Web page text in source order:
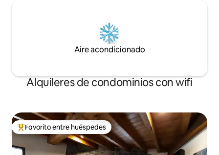
Aire acondicionado
Alquileres de condominios con wifi
De los mejores en Favorito entre huéspedes
Favorito entre huéspedes